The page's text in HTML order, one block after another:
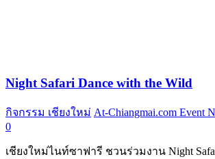
Night Safari Dance with the Wild
กิจกรรม เชียงใหม่ At-Chiangmai.com Event
0
เชียงใหม่ไนท์ซาฟารี ชวนร่วมงาน Night